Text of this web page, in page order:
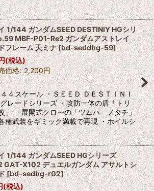
1/144 ガンダムSEED DESTINIY HGシリ
MBF-P01-Re2 ガンダムアストレイ
フレーム 天ミナ[bd-seddhg-59]
(税込)
価格: 2,200円
４スケール ・ＳＥＥＤ ＤＥＳＴＩＮＩ
レードシリーズ ・攻防一体の盾「トリ
」 展開式クローの「ツムハ ノタチ」
武装をギミック満載で再現 ・ホイルシ
1/144 ガンダムSEED HGシリーズ
GAT-X102 デュエルガンダム アサルトシ
[bd-sedhg-r02]
(税込)